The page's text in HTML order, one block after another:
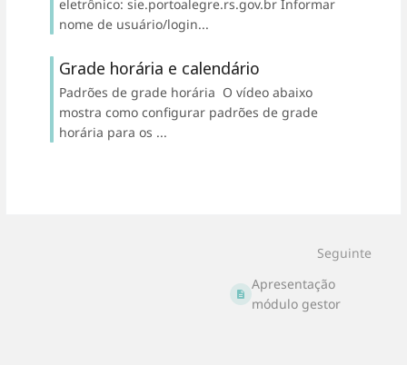
eletrônico: sie.portoalegre.rs.gov.br Informar
nome de usuário/login...
Grade horária e calendário
Padrões de grade horária O vídeo abaixo
mostra como configurar padrões de grade
horária para os ...
Seguinte
Apresentação
módulo gestor